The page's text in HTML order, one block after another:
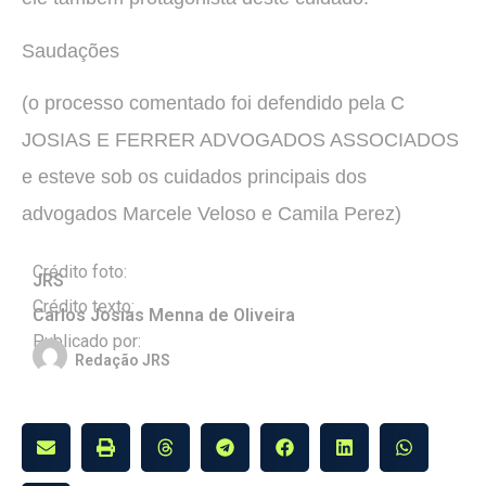
Saudações
(o processo comentado foi defendido pela C
JOSIAS E FERRER ADVOGADOS ASSOCIADOS
e esteve sob os cuidados principais dos
advogados Marcele Veloso e Camila Perez)
Crédito foto:
JRS
Crédito texto:
Carlos Josias Menna de Oliveira
Publicado por:
Redação JRS